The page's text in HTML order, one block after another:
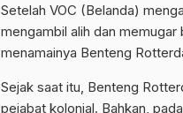
Setelah VOC (Belanda)
mengambil alih dan
menamainya Benteng
Sejak saat itu, Benteng
pejabat kolonial. Bahkan,